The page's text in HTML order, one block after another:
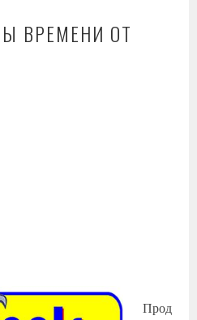
ВРЕМЕНИ ОТ
Прод